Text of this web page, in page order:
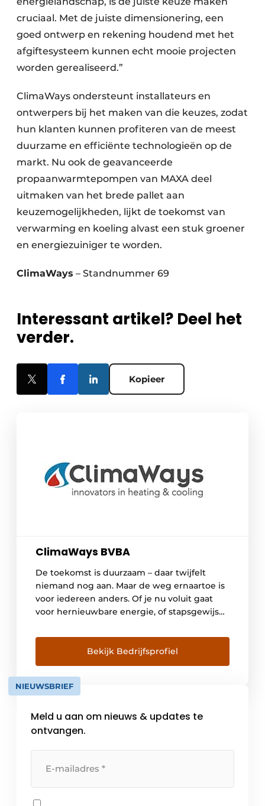
cruciaal. Met de juiste dimensionering, een
goed ontwerp en rekening houdend met het
afgiftesysteem kunnen echt mooie projecten
worden gerealiseerd.”
ClimaWays ondersteunt installateurs en
ontwerpers bij het maken van die keuzes, zodat
hun klanten kunnen profiteren van de meest
duurzame en efficiënte technologieën op de
markt. Nu ook de geavanceerde
propaanwarmtepompen van MAXA deel
uitmaken van het brede pallet aan
keuzemogelijkheden, lijkt de toekomst van
verwarming en koeling alvast een stuk groener
en energiezuiniger te worden.
ClimaWays – Standnummer 69
Interessant artikel? Deel het
verder.
Kopieer
ClimaWays BVBA
De toekomst is duurzaam – daar twijfelt
niemand nog aan. Maar de weg ernaartoe is
voor iedereen anders. Of je nu voluit gaat
voor hernieuwbare energie, of stapsgewijs
de juiste keuze te maken met respect voor
de natuur én jouw budget. Waar staan wij
voor Missie Gebouwen verwarmen […]
Bekijk Bedrijfsprofiel
NIEUWSBRIEF
Meld u aan om nieuws & updates te
ontvangen.